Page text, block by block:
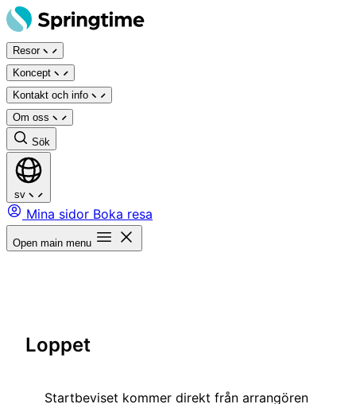
Hoppa
till
innehåll
Resor
Koncept
Kontakt och info
Om oss
Sök
sv
Mina sidor Boka resa
Open main menu
Loppet
Startbeviset kommer direkt från arrangören